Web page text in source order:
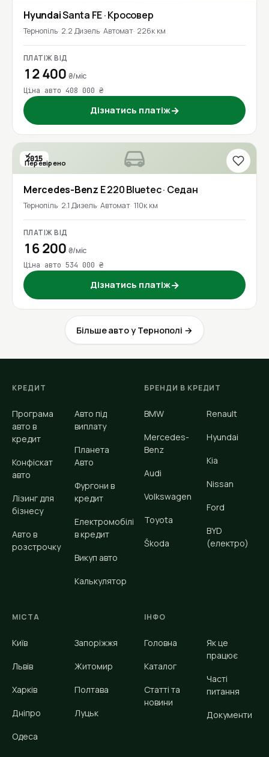
HyundaiSanta FE· Кросовер
Тернопіль 2.2 Дизель Автомат 226к км
ПЛАТІЖ ВІД
12 400 ₴/міс
Ціна авто 408 000 ₴
Дізнатись платіж→
2015
Перевірено
Mercedes-Benz E 220 Bluetec· Седан
Тернопіль 2.1 Дизель Автомат 110к км
ПЛАТІЖ ВІД
16 200 ₴/міс
Ціна авто 534 000 ₴
Дізнатись платіж→
Більше авто у Тернополі →
КРЕДИТ
Програма
авто в
кредит
Конфіскат
авто
Лізинг для
бізнесу
Авто в
розстрочку
Авто під
виплату
Планета
Авто
Фургони в
кредит
Електромобілі
в кредит
Викуп авто
Калькулятор
БРЕНДИ В КРЕДИТ
BMW
Mercedes-
Benz
Audi
Volkswagen
Toyota
Škoda
Renault
Hyundai
Kia
Nissan
Ford
BYD
(електро)
МІСТА
Київ
Львів
Харків
Дніпро
Одеса
Запоріжжя
Житомир
Полтава
Луцьк
ІНФО
Головна
Каталог
Статті та
новини
Як це
працює
Часті
питання
Документи